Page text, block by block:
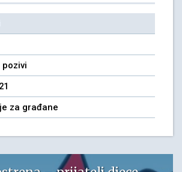
pozivi
za građane